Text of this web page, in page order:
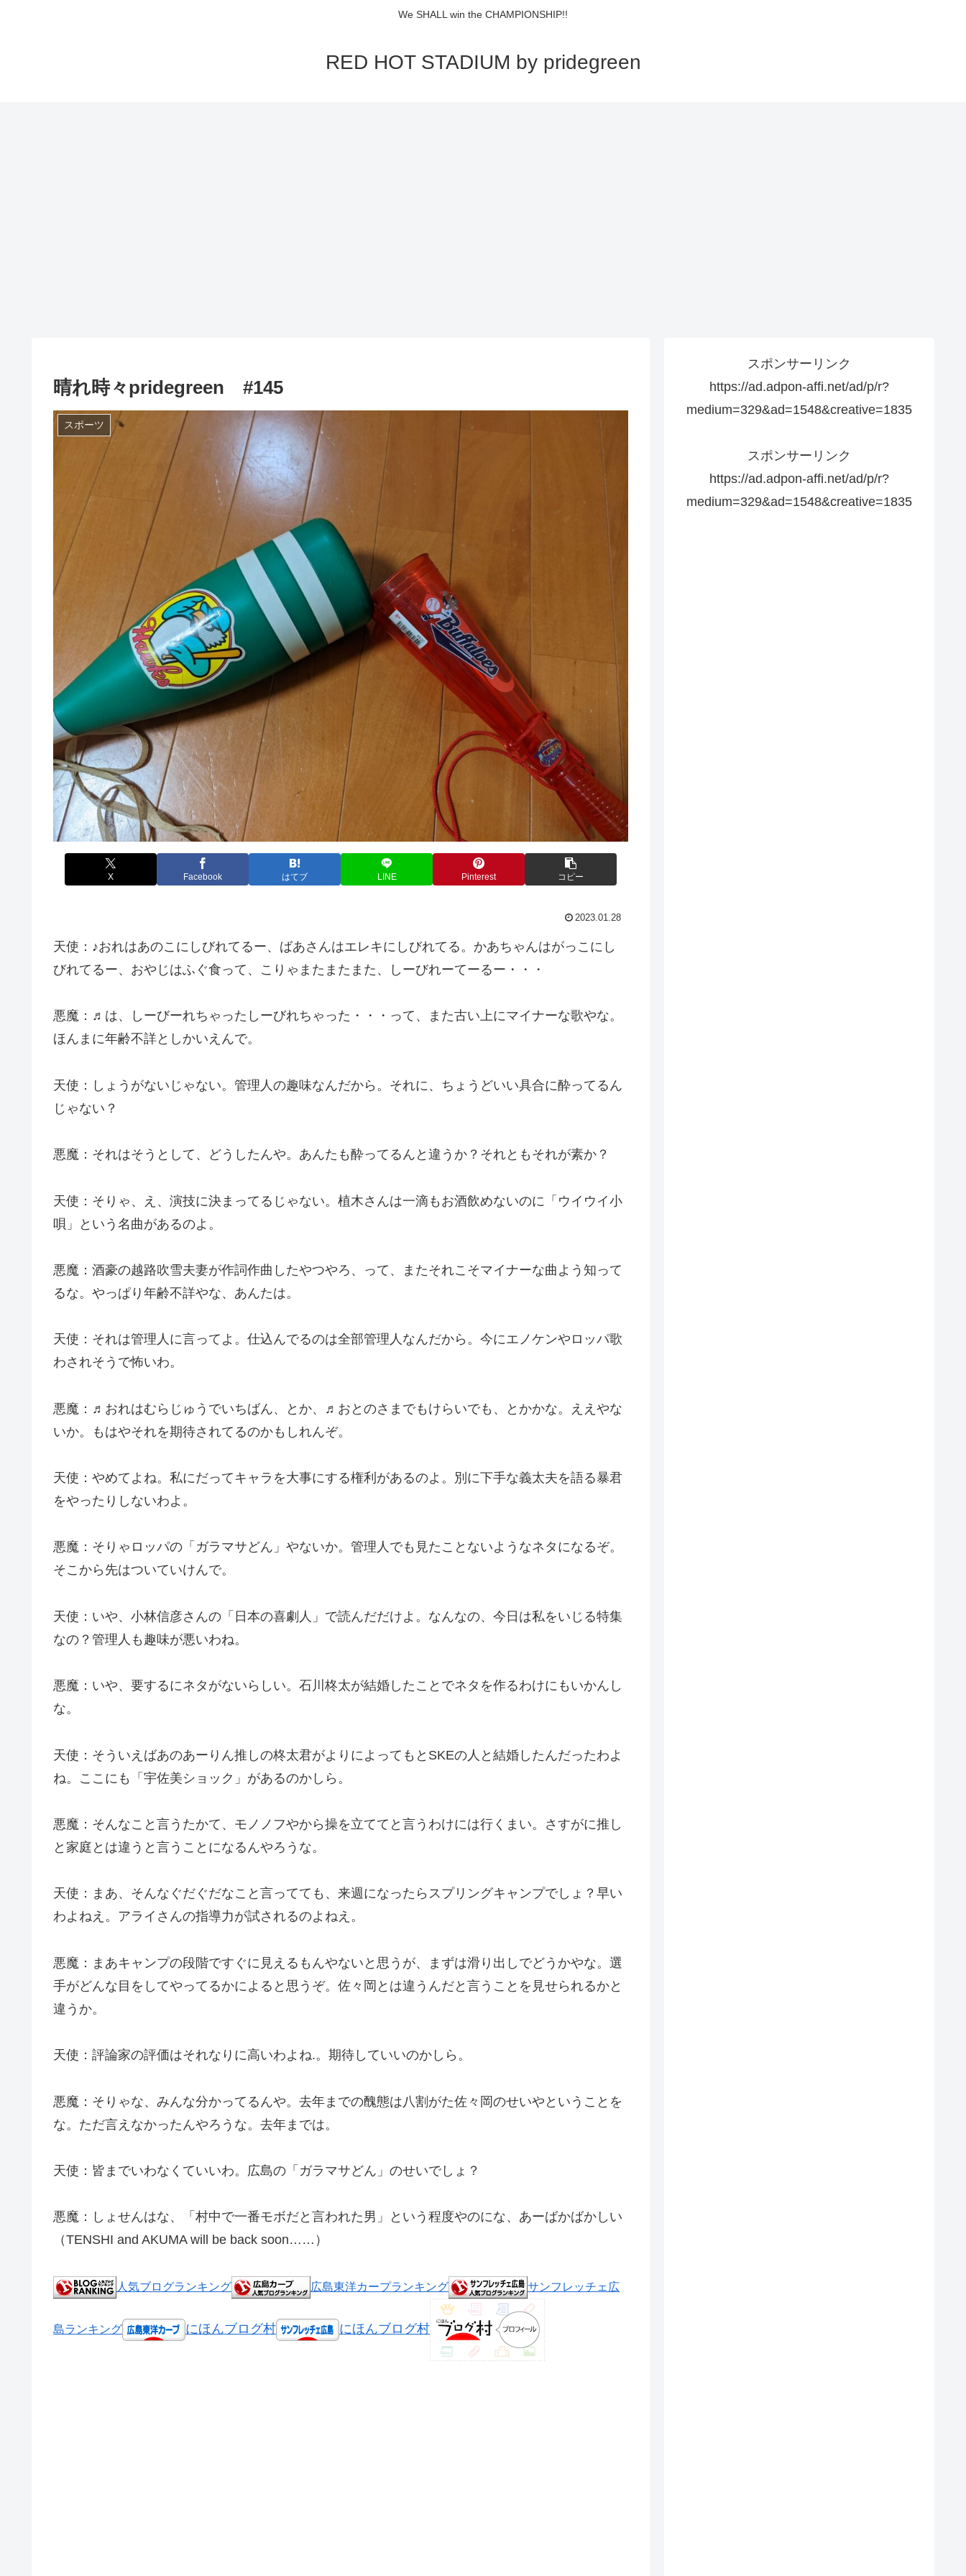
We SHALL win the CHAMPIONSHIP!!
RED HOT STADIUM by pridegreen
晴れ時々pridegreen #145
スポーツ
X Facebook はてブ LINE Pinterest コピー
2023.01.28
天使：♪おれはあのこにしびれてるー、ばあさんはエレキにしびれてる。かあちゃんはがっこにし
びれてるー、おやじはふぐ食って、こりゃまたまたまた、しーびれーてーるー・・・
悪魔：♬は、しーびーれちゃったしーびれちゃった・・・って、また古い上にマイナーな歌やな。
ほんまに年齢不詳としかいえんで。
天使：しょうがないじゃない。管理人の趣味なんだから。それに、ちょうどいい具合に酔ってるん
じゃない？
悪魔：それはそうとして、どうしたんや。あんたも酔ってるんと違うか？それともそれが素か？
天使：そりゃ、え、演技に決まってるじゃない。植木さんは一滴もお酒飲めないのに「ウイウイ小
唄」という名曲があるのよ。
悪魔：酒豪の越路吹雪夫妻が作詞作曲したやつやろ、って、またそれこそマイナーな曲よう知って
るな。やっぱり年齢不詳やな、あんたは。
天使：それは管理人に言ってよ。仕込んでるのは全部管理人なんだから。今にエノケンやロッパ歌
わされそうで怖いわ。
悪魔：♬おれはむらじゅうでいちばん、とか、♬おとのさまでもけらいでも、とかかな。ええやな
いか。もはやそれを期待されてるのかもしれんぞ。
天使：やめてよね。私にだってキャラを大事にする権利があるのよ。別に下手な義太夫を語る暴君
をやったりしないわよ。
悪魔：そりゃロッパの「ガラマサどん」やないか。管理人でも見たことないようなネタになるぞ。
そこから先はついていけんで。
天使：いや、小林信彦さんの「日本の喜劇人」で読んだだけよ。なんなの、今日は私をいじる特集
なの？管理人も趣味が悪いわね。
悪魔：いや、要するにネタがないらしい。石川柊太が結婚したことでネタを作るわけにもいかんし
な。
天使：そういえばあのあーりん推しの柊太君がよりによってもとSKEの人と結婚したんだったわよ
ね。ここにも「宇佐美ショック」があるのかしら。
悪魔：そんなこと言うたかて、モノノフやから操を立ててと言うわけには行くまい。さすがに推し
と家庭とは違うと言うことになるんやろうな。
天使：まあ、そんなぐだぐだなこと言ってても、来週になったらスプリングキャンプでしょ？早い
わよねえ。アライさんの指導力が試されるのよねえ。
悪魔：まあキャンプの段階ですぐに見えるもんやないと思うが、まずは滑り出しでどうかやな。選
手がどんな目をしてやってるかによると思うぞ。佐々岡とは違うんだと言うことを見せられるかと
違うか。
天使：評論家の評価はそれなりに高いわよね.。期待していいのかしら。
悪魔：そりゃな、みんな分かってるんや。去年までの醜態は八割がた佐々岡のせいやということを
な。ただ言えなかったんやろうな。去年までは。
天使：皆までいわなくていいわ。広島の「ガラマサどん」のせいでしょ？
悪魔：しょせんはな、「村中で一番モボだと言われた男」という程度やのにな、あーばかばかしい
（TENSHI and AKUMA will be back soon……）
人気ブログランキング 広島東洋カープランキング サンフレッチェ広
島ランキング にほんブログ村 にほんブログ村
スポンサーリンク
https://ad.adpon-affi.net/ad/p/r?
medium=329&ad=1548&creative=1835
スポンサーリンク
https://ad.adpon-affi.net/ad/p/r?
medium=329&ad=1548&creative=1835